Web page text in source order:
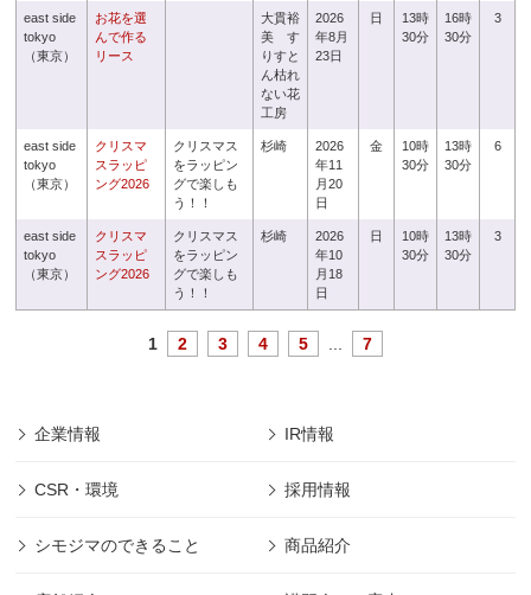
east side
tokyo
（東京）
お花を選
んで作る
リース
大貫裕
美 す
りすと
ん枯れ
ない花
工房
2026
年8月
23日
日
13時
30分
16時
30分
3
east side
tokyo
（東京）
クリスマ
スラッピ
ング2026
クリスマス
をラッピン
グで楽しも
う！！
杉崎
2026
年11
月20
日
金
10時
30分
13時
30分
6
east side
tokyo
（東京）
クリスマ
スラッピ
ング2026
クリスマス
をラッピン
グで楽しも
う！！
杉崎
2026
年10
月18
日
日
10時
30分
13時
30分
3
1 2 3 4 5 7
企業情報 IR情報
CSR・環境 採用情報
シモジマのできること 商品紹介